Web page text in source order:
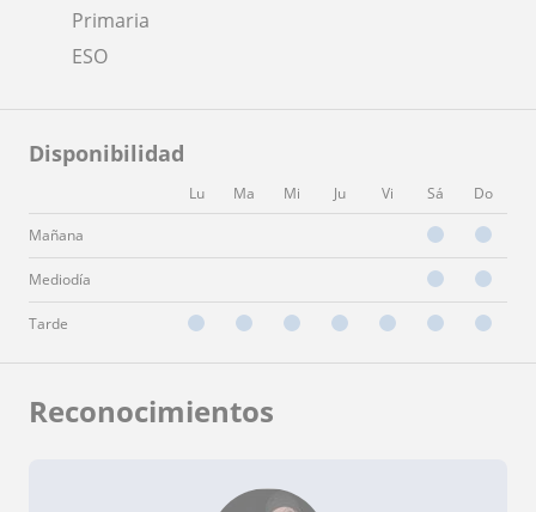
Primaria
ESO
Disponibilidad
Lu Ma Mi Ju Vi Sá Do
Mañana
Mediodía
Tarde
Reconocimientos